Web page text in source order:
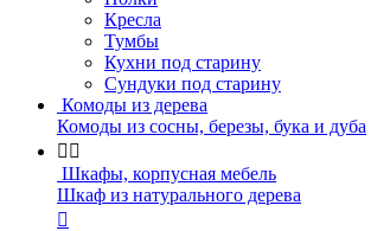
Кресла
Тумбы
Кухни под старину
Сундуки под старину
Комоды из дерева
Комоды из сосны, березы, бука и дуба
 
Шкафы, корпусная мебель
Шкаф из натурального дерева
